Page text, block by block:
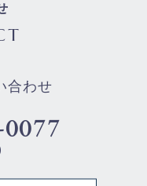
合わせ